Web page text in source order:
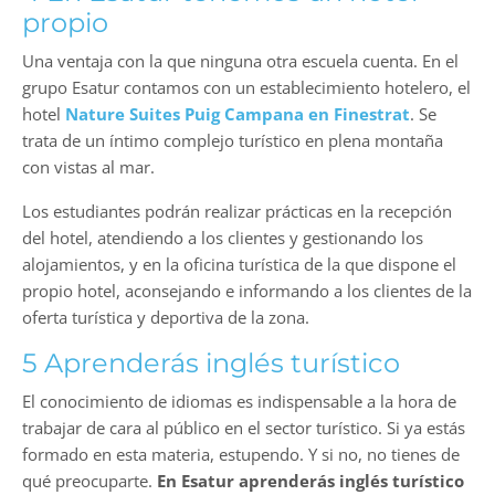
propio
Una ventaja con la que ninguna otra escuela cuenta. En el
grupo Esatur contamos con un establecimiento hotelero, el
hotel Nature Suites Puig Campana en Finestrat. Se
trata de un íntimo complejo turístico en plena montaña
con vistas al mar.
Los estudiantes podrán realizar prácticas en la recepción
del hotel, atendiendo a los clientes y gestionando los
alojamientos, y en la oficina turística de la que dispone el
propio hotel, aconsejando e informando a los clientes de la
oferta turística y deportiva de la zona.
5 Aprenderás inglés turístico
El conocimiento de idiomas es indispensable a la hora de
trabajar de cara al público en el sector turístico. Si ya estás
formado en esta materia, estupendo. Y si no, no tienes de
qué preocuparte. En Esatur aprenderás inglés turístico